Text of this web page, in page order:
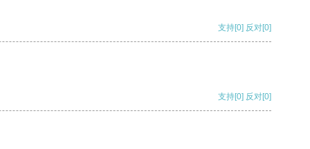
支持[0] 反对[0]
支持[0] 反对[0]